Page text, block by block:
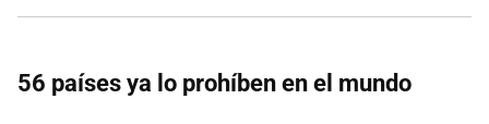
56 países ya lo prohíben en el mundo